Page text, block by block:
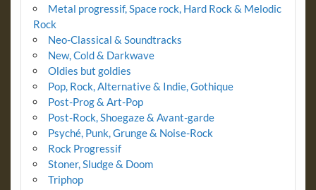
Metal progressif, Space rock, Hard Rock & Melodic
Rock
Neo-Classical & Soundtracks
New, Cold & Darkwave
Oldies but goldies
Pop, Rock, Alternative & Indie, Gothique
Post-Prog & Art-Pop
Post-Rock, Shoegaze & Avant-garde
Psyché, Punk, Grunge & Noise-Rock
Rock Progressif
Stoner, Sludge & Doom
Triphop